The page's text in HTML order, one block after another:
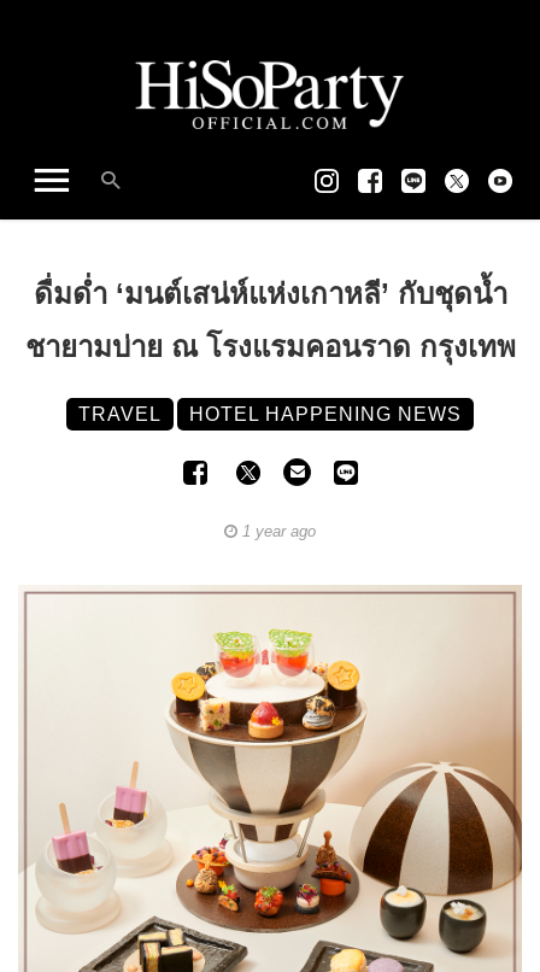
ดื่มด่ำ ‘มนต์เสน่ห์แห่งเกาหลี’ กับชุดน้ำ
ชายามบ่าย ณ โรงแรมคอนราด กรุงเทพ
TRAVEL HOTEL HAPPENING NEWS
1 year ago